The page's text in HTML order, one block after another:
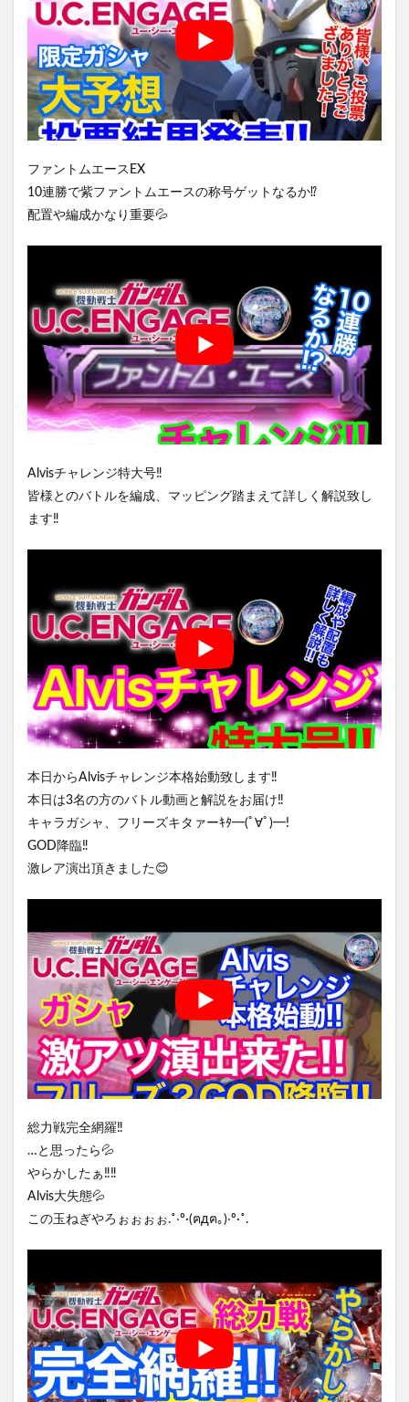
ファントムエースEX
10連勝で紫ファントムエースの称号ゲットなるか⁉️
配置や編成かなり重要💦
Alvisチャレンジ特大号‼️
皆様とのバトルを編成、マッピング踏まえて詳しく解説致し
ます‼️
本日からAlvisチャレンジ本格始動致します‼️
本日は3名の方のバトル動画と解説をお届け‼️
キャラガシャ、フリーズキタァーｷﾀ━(ﾟ∀ﾟ)━!
GOD降臨‼️
激レア演出頂きました😊
総力戦完全網羅‼️
…と思ったら💦
やらかしたぁ‼️‼️
Alvis大失態💦
この玉ねぎやろぉぉぉぉ.˚‧º·(ฅдฅ｡)‧º·˚.